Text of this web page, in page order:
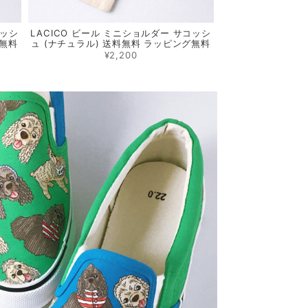
シ
料
LACICO ビール ミニショルダー サコッシ
ュ (ナチュラル) 送料無料 ラッピング無料
¥2,200